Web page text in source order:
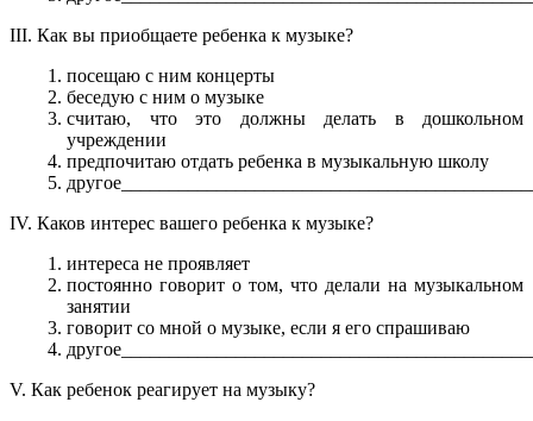
III. Как вы приобщаете ребенка к музыке?
посещаю с ним концерты
беседую с ним о музыке
считаю, что это должны делать в дошкольном
учреждении
предпочитаю отдать ребенка в музыкальную школу
IV. Каков интерес вашего ребенка к музыке?
интереса не проявляет
постоянно говорит о том, что делали на музыкальном
занятии
говорит со мной о музыке, если я его спрашиваю
V. Как ребенок реагирует на музыку?